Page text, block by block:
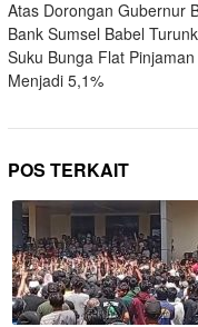
Atas Dorongan Gubernur
Bank Sumsel Babel
Suku Bunga Flat Pinjaman
Menjadi 5,1%
POS TERKAIT